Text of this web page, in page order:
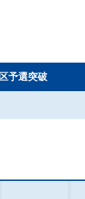
予選突破